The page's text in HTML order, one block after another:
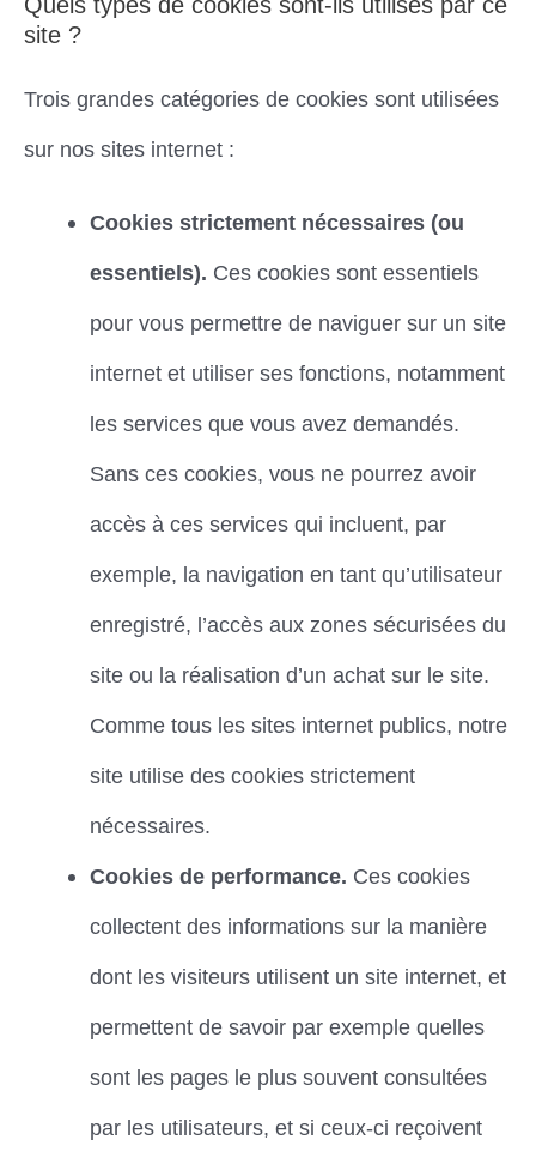
site ?
Trois grandes catégories de cookies sont utilisées
sur nos sites internet :
Cookies strictement nécessaires (ou
essentiels). Ces cookies sont essentiels
pour vous permettre de naviguer sur un site
internet et utiliser ses fonctions, notamment
les services que vous avez demandés.
Sans ces cookies, vous ne pourrez avoir
accès à ces services qui incluent, par
exemple, la navigation en tant qu’utilisateur
enregistré, l’accès aux zones sécurisées du
site ou la réalisation d’un achat sur le site.
Comme tous les sites internet publics, notre
site utilise des cookies strictement
nécessaires.
Cookies de performance. Ces cookies
collectent des informations sur la manière
dont les visiteurs utilisent un site internet, et
permettent de savoir par exemple quelles
sont les pages le plus souvent consultées
par les utilisateurs, et si ceux-ci reçoivent